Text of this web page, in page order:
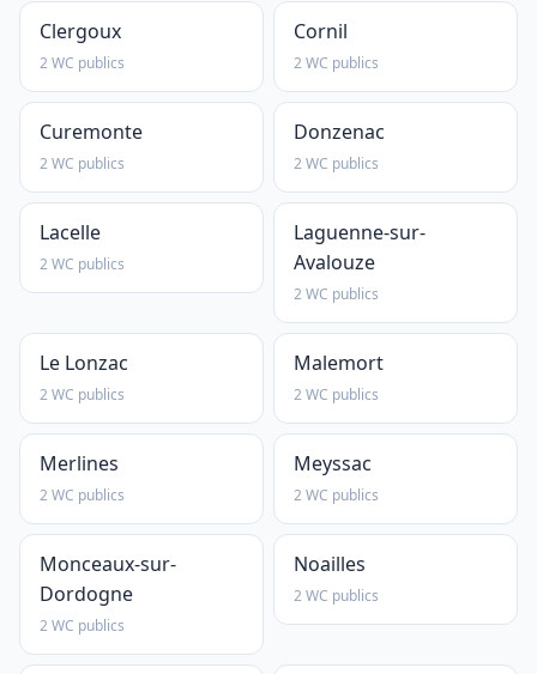
Clergoux
2 WC publics
Cornil
2 WC publics
Curemonte
2 WC publics
Donzenac
2 WC publics
Lacelle
2 WC publics
Laguenne-sur-
Avalouze
2 WC publics
Le Lonzac
2 WC publics
Malemort
2 WC publics
Merlines
2 WC publics
Meyssac
2 WC publics
Monceaux-sur-
Dordogne
2 WC publics
Noailles
2 WC publics